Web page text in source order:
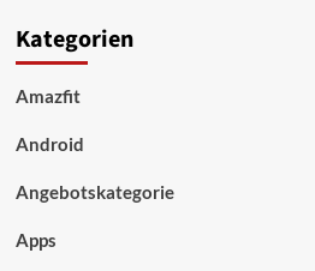
Kategorien
Amazfit
Android
Angebotskategorie
Apps